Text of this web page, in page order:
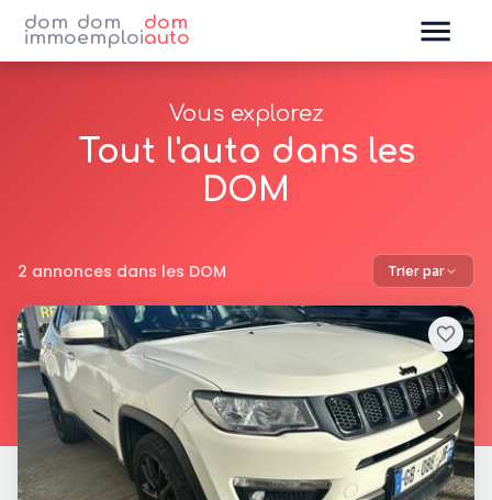
dom
immo
dom
emploi
dom
auto
Vous explorez
Tout l'auto dans les
DOM
2 annonces dans les DOM Trier par